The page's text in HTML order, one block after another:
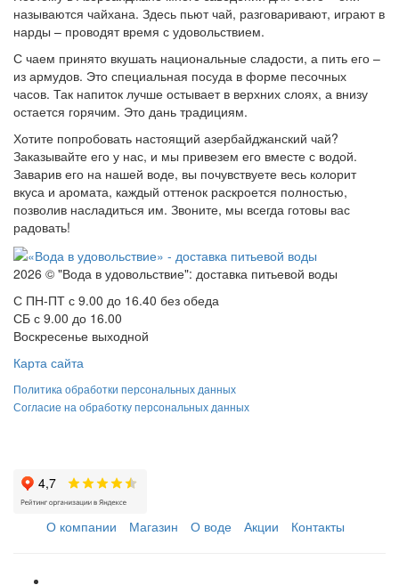
называются чайхана. Здесь пьют чай, разговаривают, играют в
нарды – проводят время с удовольствием.
С чаем принято вкушать национальные сладости, а пить его –
из армудов. Это специальная посуда в форме песочных
часов. Так напиток лучше остывает в верхних слоях, а внизу
остается горячим. Это дань традициям.
Хотите попробовать настоящий азербайджанский чай?
Заказывайте его у нас, и мы привезем его вместе с водой.
Заварив его на нашей воде, вы почувствуете весь колорит
вкуса и аромата, каждый оттенок раскроется полностью,
позволив насладиться им. Звоните, мы всегда готовы вас
радовать!
2026 © "Вода в удовольствие": доставка питьевой воды
С ПН-ПТ с 9.00 до 16.40 без обеда
СБ с 9.00 до 16.00
Воскресенье выходной
Карта сайта
Политика обработки персональных данных
Согласие на обработку персональных данных
О компании Магазин О воде Акции Контакты